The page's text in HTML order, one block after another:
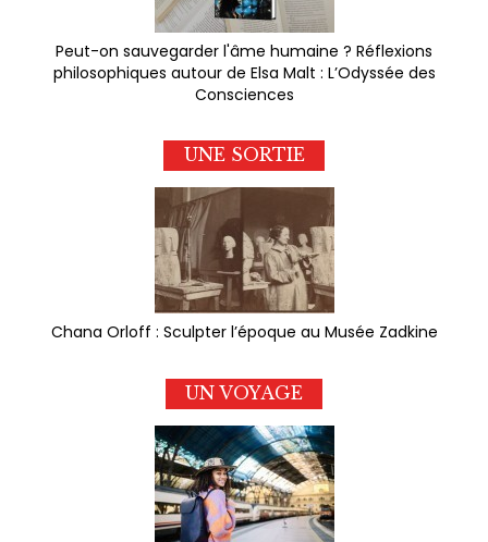
Peut-on sauvegarder l'âme humaine ? Réflexions
philosophiques autour de Elsa Malt : L’Odyssée des
Consciences
UNE SORTIE
Chana Orloff : Sculpter l’époque au Musée Zadkine
UN VOYAGE